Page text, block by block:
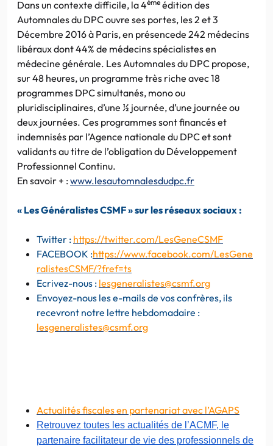
Dans un contexte difficile, la 4ème édition des
Automnales du DPC ouvre ses portes, les 2 et 3
Décembre 2016 à Paris, en présencede 242 médecins
libéraux dont 44% de médecins spécialistes en
médecine générale. Les Automnales du DPC propose,
sur 48 heures, un programme très riche avec 18
programmes DPC simultanés, mono ou
pluridisciplinaires, d’une ½ journée, d’une journée ou
deux journées. Ces programmes sont financés et
indemnisés par l’Agence nationale du DPC et sont
validants au titre de l’obligation du Développement
Professionnel Continu.
En savoir + :www.lesautomnalesdudpc.fr
« Les Généralistes CSMF » sur les réseaux sociaux :
Twitter : https://twitter.com/LesGeneCSMF
FACEBOOK :https://www.facebook.com/LesGene
ralistesCSMF/?fref=ts
Ecrivez-nous : lesgeneralistes@csmf.org
Envoyez-nous les e-mails de vos confrères, ils
recevront notre lettre hebdomadaire :
lesgeneralistes@csmf.org
Actualités fiscales en partenariat avec l’AGAPS
Retrouvez toutes les actualités de l’ACMF, le
partenaire facilitateur de vie des professionnels de